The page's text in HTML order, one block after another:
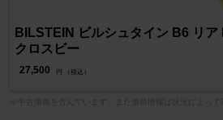
BILSTEIN ビルシュタイン B6 リ
クロスビー
27,500 円 （税込）